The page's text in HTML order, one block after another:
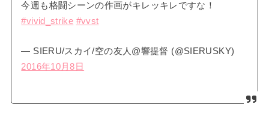
今週も格闘シーンの作画がキレッキレですな！
#vivid_strike #vvst
— SIERU/スカイ/空の友人@響提督 (@SIERUSKY)
2016年10月8日